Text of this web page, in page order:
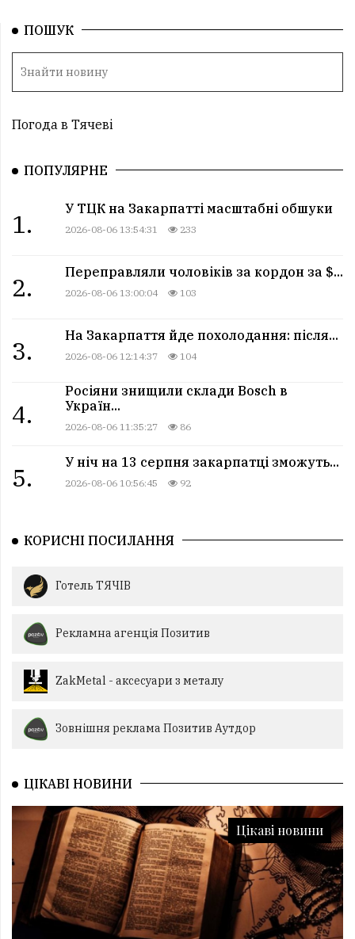
ПОШУК
Погода в Тячеві
ПОПУЛЯРНЕ
1.
У ТЦК на Закарпатті масштабні обшуки
2026-08-06 13:54:31 233
2.
Переправляли чоловіків за кордон за $...
2026-08-06 13:00:04 103
3.
На Закарпаття йде похолодання: після...
2026-08-06 12:14:37 104
4.
Росіяни знищили склади Bosch в
Україн...
2026-08-06 11:35:27 86
5.
У ніч на 13 серпня закарпатці зможуть...
2026-08-06 10:56:45 92
КОРИСНІ ПОСИЛАННЯ
Готель ТЯЧІВ
Рекламна агенція Позитив
ZakMetal - аксесуари з металу
Зовнішня реклама Позитив Аутдор
ЦІКАВІ НОВИНИ
Цікаві новини